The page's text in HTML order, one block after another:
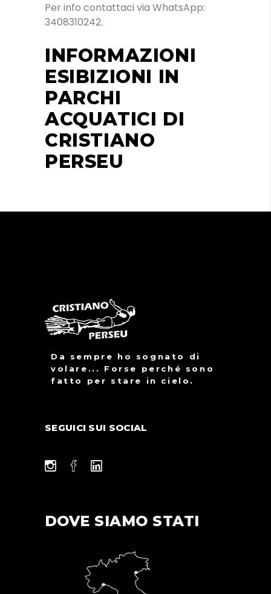
Per info contattaci via WhatsApp:
3408310242.
INFORMAZIONI
ESIBIZIONI IN
PARCHI
ACQUATICI DI
CRISTIANO
PERSEU
Da sempre ho sognato di
volare... Forse perché sono
fatto per stare in cielo.
SEGUICI SUI SOCIAL
DOVE SIAMO STATI